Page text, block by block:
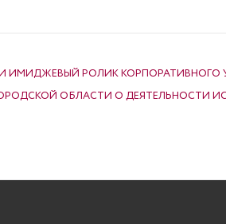
ИМИДЖЕВЫЙ РОЛИК КОРПОРАТИВНОГО
ОБЛАСТИ О ДЕЯТЕЛЬНОСТИ